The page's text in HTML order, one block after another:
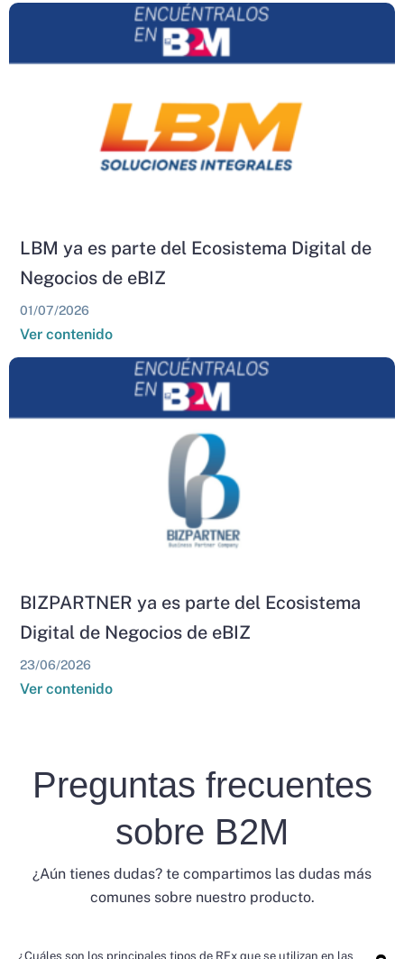
LBM ya es parte del Ecosistema Digital de
Negocios de eBIZ
01/07/2026
Ver contenido
BIZPARTNER ya es parte del Ecosistema
Digital de Negocios de eBIZ
23/06/2026
Ver contenido
Preguntas frecuentes
sobre B2M
¿Aún tienes dudas? te compartimos las dudas más
comunes sobre nuestro producto.
¿Cuáles son los principales tipos de RFx que se utilizan en las